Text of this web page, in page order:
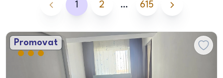
1 2 … 615
Promovat